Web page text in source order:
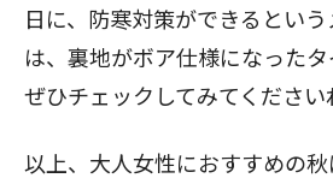
日に、防寒対策ができるとい
は、裏地がボア仕様になったタ
ぜひチェックしてみてください
以上、大人女性におすすめの